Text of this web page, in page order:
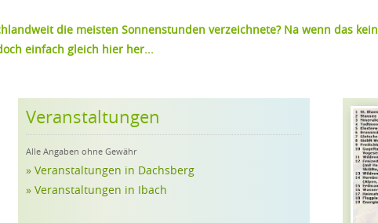
die meisten Sonnenstunden verzeichnete? Na wenn das kein
einfach gleich hier her...
Veranstaltungen
Alle Angaben ohne Gewähr
» Veranstaltungen in Dachsberg
» Veranstaltungen in Ibach